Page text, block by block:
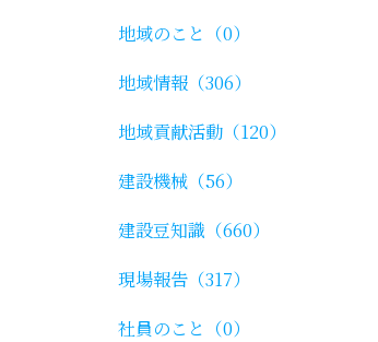
地域のこと（0）
地域情報（306）
地域貢献活動（120）
建設機械（56）
建設豆知識（660）
現場報告（317）
社員のこと（0）